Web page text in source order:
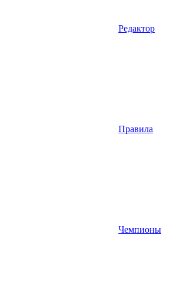
Редактор
Правила
Чемпионы